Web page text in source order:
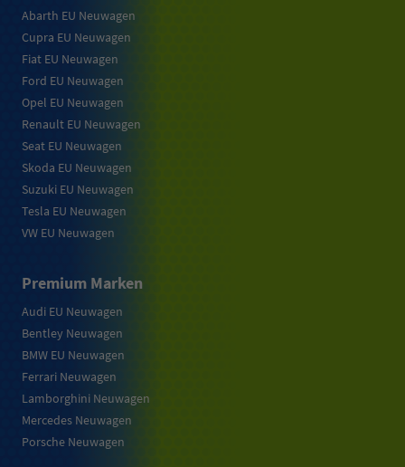
Abarth EU Neuwagen
Cupra EU Neuwagen
Fiat EU Neuwagen
Ford EU Neuwagen
Opel EU Neuwagen
Renault EU Neuwagen
Seat EU Neuwagen
Skoda EU Neuwagen
Suzuki EU Neuwagen
Tesla EU Neuwagen
VW EU Neuwagen
Premium Marken
Audi EU Neuwagen
Bentley Neuwagen
BMW EU Neuwagen
Ferrari Neuwagen
Lamborghini Neuwagen
Mercedes Neuwagen
Porsche Neuwagen